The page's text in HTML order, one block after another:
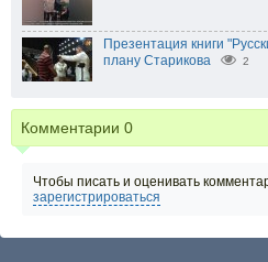
Презентация книги
плану Старикова
2
Комментарии 0
Чтобы писать и оценивать
зарегистрироваться